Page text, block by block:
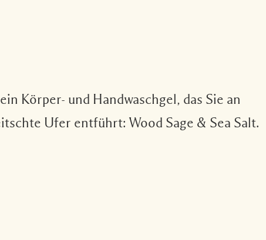
Körper- und Handwaschgel, das Sie an
Ufer entführt: Wood Sage & Sea Salt.